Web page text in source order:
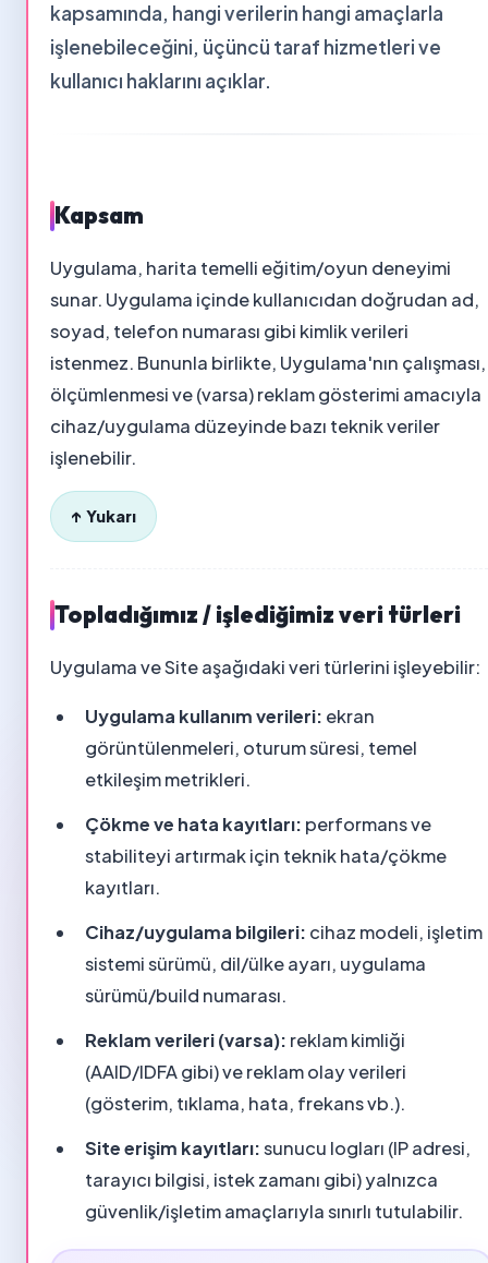
kapsamında, hangi verilerin hangi amaçlarla
işlenebileceğini, üçüncü taraf hizmetleri ve
kullanıcı haklarını açıklar.
Kapsam
Uygulama, harita temelli eğitim/oyun deneyimi
sunar. Uygulama içinde kullanıcıdan doğrudan ad,
soyad, telefon numarası gibi kimlik verileri
istenmez. Bununla birlikte, Uygulama'nın çalışması,
ölçümlenmesi ve (varsa) reklam gösterimi amacıyla
cihaz/uygulama düzeyinde bazı teknik veriler
işlenebilir.
↑ Yukarı
Topladığımız / işlediğimiz veri türleri
Uygulama ve Site aşağıdaki veri türlerini işleyebilir:
Uygulama kullanım verileri: ekran
görüntülenmeleri, oturum süresi, temel
etkileşim metrikleri.
Çökme ve hata kayıtları: performans ve
stabiliteyi artırmak için teknik hata/çökme
kayıtları.
Cihaz/uygulama bilgileri: cihaz modeli, işletim
sistemi sürümü, dil/ülke ayarı, uygulama
sürümü/build numarası.
Reklam verileri (varsa): reklam kimliği
(AAID/IDFA gibi) ve reklam olay verileri
(gösterim, tıklama, hata, frekans vb.).
Site erişim kayıtları:sunucu logları (IP adresi,
tarayıcı bilgisi, istek zamanı gibi) yalnızca
güvenlik/işletim amaçlarıyla sınırlı tutulabilir.